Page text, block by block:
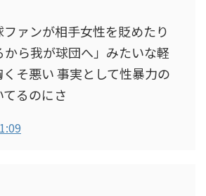
ァンが相手女性を貶めたり
から我が球団へ」みたいな軽
そ悪い 事実として性暴力の
るのにさ